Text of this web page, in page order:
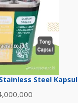
Steel Kapsul